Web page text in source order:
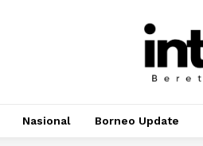
Nasional Borneo Update